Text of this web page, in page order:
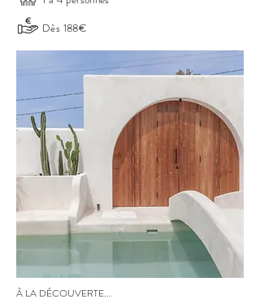
Dès 188€
À LA DÉCOUVERTE...